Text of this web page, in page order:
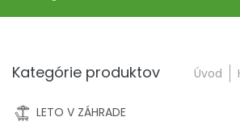
Úvod
Kategórie produktov
LETO V ZÁHRADE